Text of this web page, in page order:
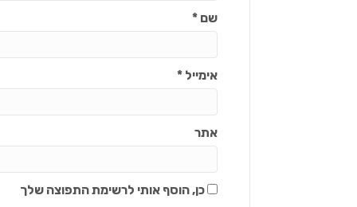
שם*
אימייל*
אתר
כן, הוסף אותי לרשימת התפוצה שלך